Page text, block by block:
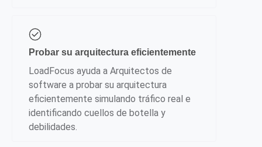
Probar su arquitectura eficientemente
LoadFocus ayuda a Arquitectos de
software a probar su arquitectura
eficientemente simulando tráfico real e
identificando cuellos de botella y
debilidades.